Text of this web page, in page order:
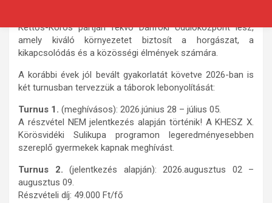
Kettős-Körös partján fekvő Dánfoki Üdülőközpont lesz,
amely kiváló környezetet biztosít a horgászat, a
kikapcsolódás és a közösségi élmények számára.
A korábbi évek jól bevált gyakorlatát követve 2026-ban is
két turnusban tervezzük a táborok lebonyolítását:
Turnus 1. (meghívásos): 2026.június 28 – július 05.
A részvétel NEM jelentkezés alapján történik! A KHESZ X.
Körösvidéki Sulikupa programon legeredményesebben
szereplő gyermekek kapnak meghívást.
Turnus 2. (jelentkezés alapján): 2026.augusztus 02 –
augusztus 09.
Részvételi díj: 49.000 Ft/fő